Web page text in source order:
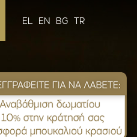
EL EN BG TR